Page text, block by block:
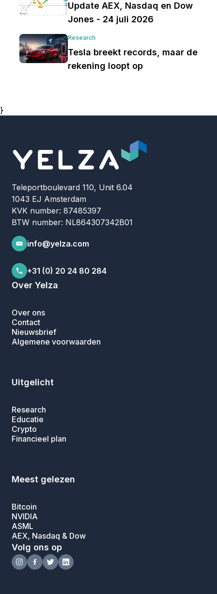
Update AEX, Nasdaq en Dow
Jones - 24 juli 2026
Research
Tesla breekt records, maar de
rekening loopt op
}
Teleportboulevard 110, Unit 6.04
1043 EJ Amsterdam
KVK number: 87485397
BTW number: NL864307342B01
info@yelza.com
+31 (0) 20 24 80 284
Over Yelza
Over ons
Contact
Nieuwsbrief
Algemene voorwaarden
Uitgelicht
Research
Educatie
Crypto
Financieel plan
Meest gelezen
Bitcoin
NVIDIA
ASML
AEX, Nasdaq & Dow
Volg ons op